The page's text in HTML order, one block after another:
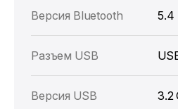
Версия Bluetooth
5.4
Разъем USB
Версия USB 3.2